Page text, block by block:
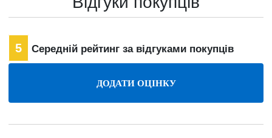
5 Середній рейтинг за відгуками покупців